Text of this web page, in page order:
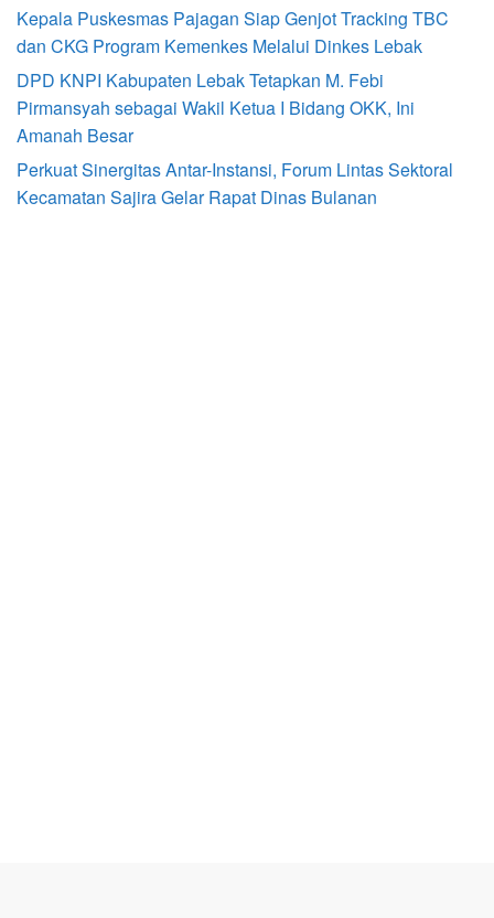
Kepala Puskesmas Pajagan Siap Genjot Tracking TBC
dan CKG Program Kemenkes Melalui Dinkes Lebak
DPD KNPI Kabupaten Lebak Tetapkan M. Febi
Pirmansyah sebagai Wakil Ketua I Bidang OKK, Ini
Amanah Besar
Perkuat Sinergitas Antar-Instansi, Forum Lintas Sektoral
Kecamatan Sajira Gelar Rapat Dinas Bulanan